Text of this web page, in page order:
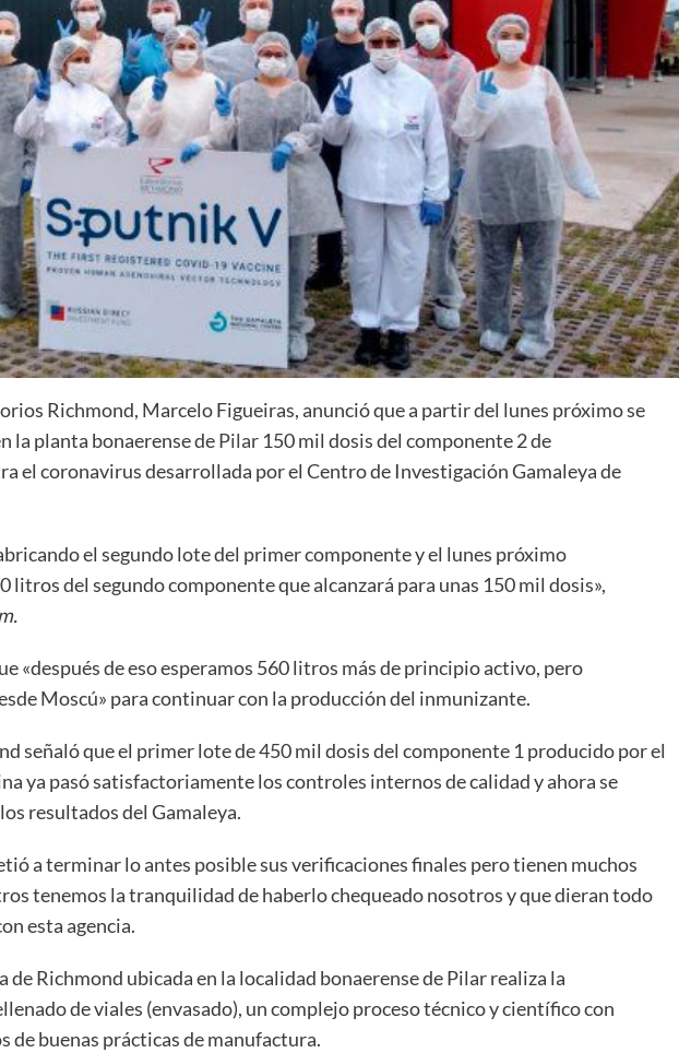
Richmond, Marcelo Figueiras, anunció que a partir del lunes próximo se
la planta bonaerense dePilar 150 mil dosis del componente 2 de
el coronavirus desarrollada por el Centro de Investigación Gamaleya de
el segundo lote del primer componente y el lunes próximo
litros del segundo componente que alcanzará para unas 150 mil dosis»,
«después de eso esperamos 560 litros más de principio activo, pero
Moscú» para continuar con la producción del inmunizante.
señaló que el primer lote de 450 mil dosis del componente 1 producido por el
ya pasó satisfactoriamente los controles internos de calidad y ahora se
resultados del Gamaleya.
a terminar lo antes posible sus verificaciones finales pero tienen muchos
tenemos la tranquilidad de haberlo chequeado nosotros y que dieran todo
esta agencia.
de Richmond ubicada en la localidad bonaerense de Pilar realiza la
de viales (envasado), un complejo proceso técnico y científico con
de buenas prácticas de manufactura.